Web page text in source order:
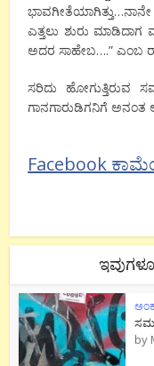
ಎತ್ತಲು ಶುರು ಮಾಡಿದಾಗ
ಅದರ ಸಾಹೇಬ….” ಎಂಬ
ಸರಿದು ಹೋಗುತ್ತಿರುವ
ಗಾನಗಾರುಡಿಗನಿಗೆ ಅನಂತ
Facebook
by